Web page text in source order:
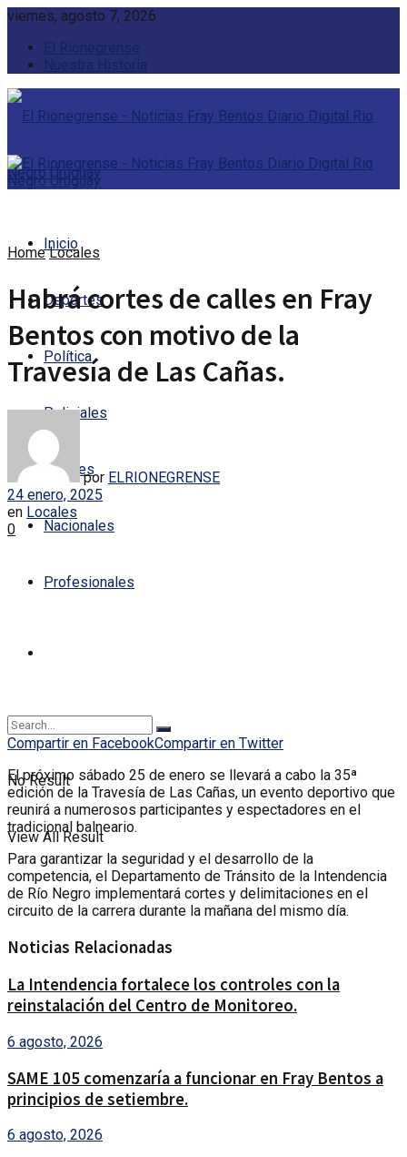
viernes, agosto 7, 2026
El Rionegrense
Nuestra Historia
Inicio
Deportes
Política
Policiales
Locales
Nacionales
Profesionales
No Result
View All Result
Home Locales
Habrá cortes de calles en Fray
Bentos con motivo de la
Travesía de Las Cañas.
por ELRIONEGRENSE
24 enero, 2025
en Locales
0
Compartir en FacebookCompartir en Twitter
El próximo sábado 25 de enero se llevará a cabo la 35ª
edición de la Travesía de Las Cañas, un evento deportivo que
reunirá a numerosos participantes y espectadores en el
tradicional balneario.
Para garantizar la seguridad y el desarrollo de la
competencia, el Departamento de Tránsito de la Intendencia
de Río Negro implementará cortes y delimitaciones en el
circuito de la carrera durante la mañana del mismo día.
Noticias Relacionadas
La Intendencia fortalece los controles con la
reinstalación del Centro de Monitoreo.
6 agosto, 2026
SAME 105 comenzaría a funcionar en Fray Bentos a
principios de setiembre.
6 agosto, 2026